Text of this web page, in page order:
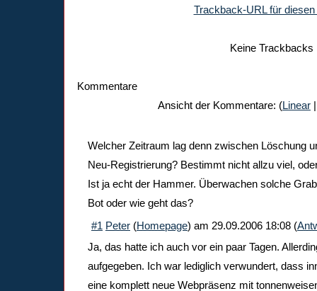
Trackback-URL für diesen
Keine Trackbacks
Kommentare
Ansicht der Kommentare: (Linear
Welcher Zeitraum lag denn zwischen Löschung
Neu-Registrierung? Bestimmt nicht allzu viel,
Ist ja echt der Hammer. Überwachen solche
Bot oder wie geht das?
#1 Peter (Homepage) am 29.09.2006 18:08 (
Ja, das hatte ich auch vor ein paar Tagen.
aufgegeben. Ich war lediglich verwundert, dass
eine komplett neue Webpräsenz mit